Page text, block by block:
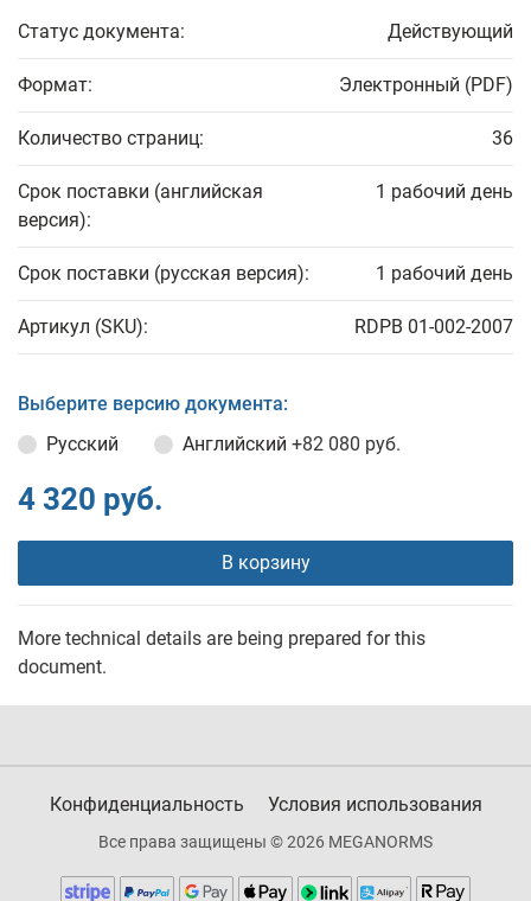
Статус документа: Действующий
Формат: Электронный (PDF)
Количество страниц: 36
Срок поставки (английская
версия):
1 рабочий день
Срок поставки (русская версия): 1 рабочий день
Артикул (SKU): RDPB 01-002-2007
Выберите версию документа:
Русский
Английский +82 080 руб.
4 320 руб.
В корзину
More technical details are being prepared for this
document.
Конфиденциальность Условия использования
Все права защищены © 2026 MEGANORMS